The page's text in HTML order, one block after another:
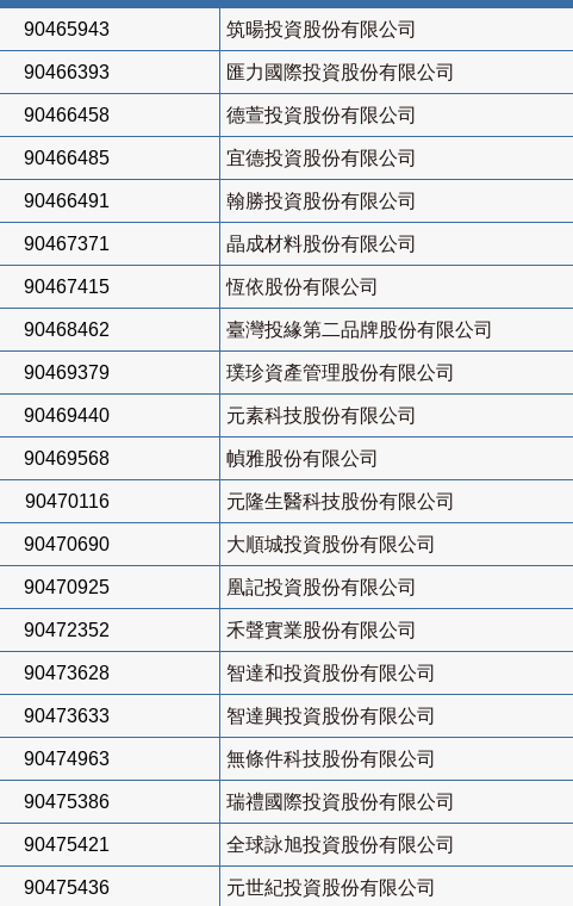
90465943 筑暘投資股份有限公司
90466393 匯力國際投資股份有限公司
90466458 德萱投資股份有限公司
90466485 宜德投資股份有限公司
90466491 翰勝投資股份有限公司
90467371 晶成材料股份有限公司
90467415 恆依股份有限公司
90468462 臺灣投緣第二品牌股份有限公司
90469379 璞珍資產管理股份有限公司
90469440 元素科技股份有限公司
90469568 幀雅股份有限公司
90470116 元隆生醫科技股份有限公司
90470690 大順城投資股份有限公司
90470925 凰記投資股份有限公司
90472352 禾聲實業股份有限公司
90473628 智達和投資股份有限公司
90473633 智達興投資股份有限公司
90474963 無條件科技股份有限公司
90475386 瑞禮國際投資股份有限公司
90475421 全球詠旭投資股份有限公司
90475436 元世紀投資股份有限公司